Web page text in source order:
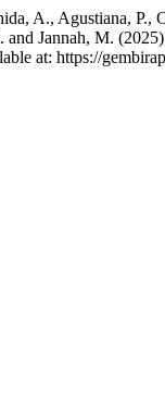
A., Agustiana,
and Jannah,
at: https://